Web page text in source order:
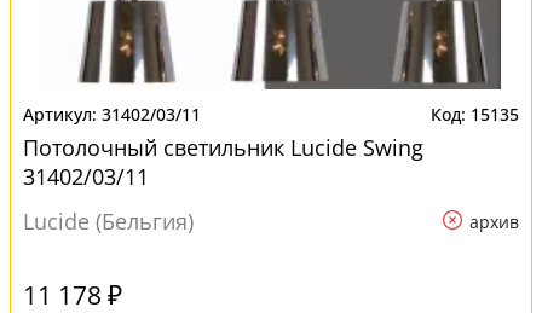
31402/03/11 15135
Потолочный светильник Lucide Swing
31402/03/11
Lucide (Бельгия)
архив
11 178 ₽